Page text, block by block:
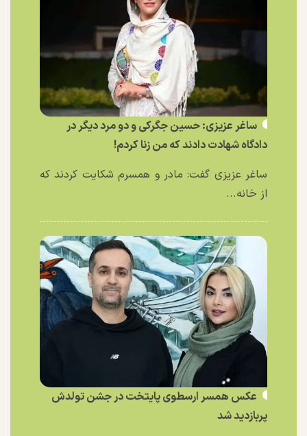
ساغر عزیزی: حسین جگرکی و دو مرد دیگر در
دادگاه شهادت دادند که من زنا کردم!
ساغر عزیزی گفت: مادر و همسرم شکایت کردند که
از خانه...
عکس همسر ارسطوی پایتخت در جشن تولدش
پربازدید شد